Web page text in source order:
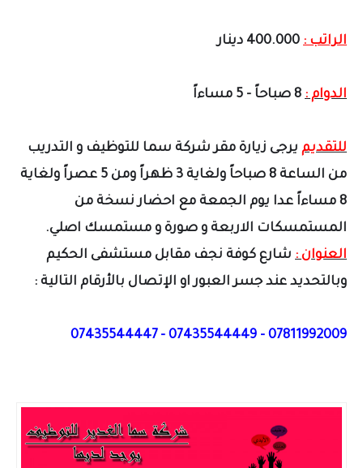
الراتب :
الدوام :
للتقديم يرجى زيارة مقر شركة سما للتوظيف و التدريب
من الساعة 8 صباحاً ولغاية 3 ظهراً ومن 5 عصراً ولغاية
8 مساءاً عدا يوم الجمعة مع احضار نسخة من
المستمسكات الاربعة و صورة و مستمسك اصلي.
العنوان : شارع كوفة نجف مقابل مستشفى الحكيم
وبالتحديد عند جسر العبور او الإتصال بالأرقام التالية :
07811992009 - 07435544449 - 07435544447